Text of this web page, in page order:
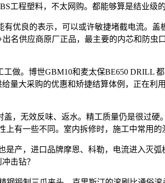
工程塑料，不太网购。都能够算是结业级的
良的表示，可以或许敏捷堵截电流。盖
名供应商原厂正品，最主要的内芯和防
。博世GBM10和麦太保BE650 DRILL
量大采购的优惠和矫捷结算体例，正在利
无效反味、返水。精工质量仍是很过硬
有一些不同。室内拆修时，施工中常用的
，进口品牌摩恩、科勒，电流进入灭弧
击钻？